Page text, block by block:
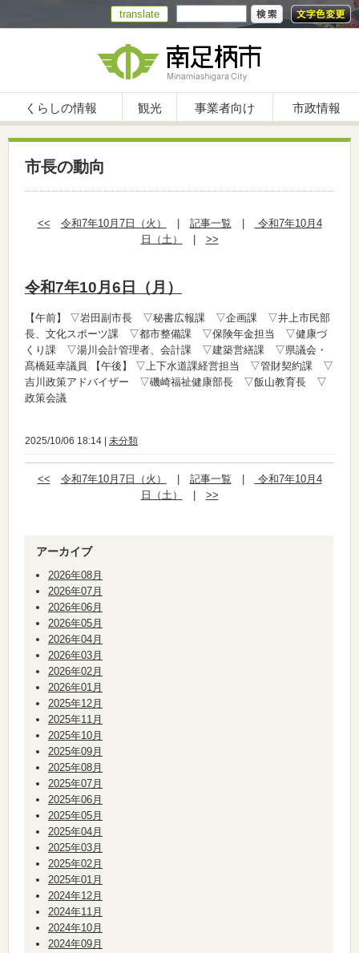
translate
くらしの情報 観光 事業者向け 市政情報
市長の動向
<< 令和7年10月7日（火） 記事一覧
令和7年10月4
日（土）
>>
令和7年10月6日（月）
【午前】
▽岩田副市長 ▽秘書広報課 ▽企画課 ▽井上市民部
長、文化スポーツ課 ▽都市整備課 ▽保険年金担当 ▽健康づ
くり課 ▽湯川会計管理者、会計課 ▽建築営繕課 ▽県議会・
髙橋延幸議員
【午後】
▽上下水道課経営担当 ▽管財契約課 ▽
吉川政策アドバイザー ▽磯崎福祉健康部長 ▽飯山教育長 ▽
政策会議
2025/10/06 18:14 | 未分類
<< 令和7年10月7日（火） 記事一覧
令和7年10月4
日（土）
>>
アーカイブ
2026年08月
2026年07月
2026年06月
2026年05月
2026年04月
2026年03月
2026年02月
2026年01月
2025年12月
2025年11月
2025年10月
2025年09月
2025年08月
2025年07月
2025年06月
2025年05月
2025年04月
2025年03月
2025年02月
2025年01月
2024年12月
2024年11月
2024年10月
2024年09月